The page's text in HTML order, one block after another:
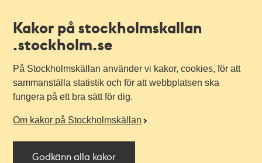
Kakor på stockholmskallan
.stockholm.se
På Stockholmskällan använder vi kakor, cookies, för att
sammanställa statistik och för att webbplatsen ska
fungera på ett bra sätt för dig.
Om kakor på Stockholmskällan
Godkänn alla kakor